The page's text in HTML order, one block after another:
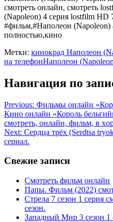
смотреть онлайн, смотреть
(Napoleon) 4 серия lostfilm HD
#фильм,#Наполеон (Napoleon)
полностью,кино
Метки: кинокрад Наполеон
на телефонНаполеон
Навигация по
Previous: Фильмы онлайн
Кино онлайн «Король
смотреть, онлайн, фильм, в
Next: Сердца трёх (Serdtsa
сериал.
Свежие записи
Смотреть фильм онлайн
Папы. Фильм (2022)
Стрела 7 сезон 1 серия
сезон.
Западный Мир 3 сезон 1